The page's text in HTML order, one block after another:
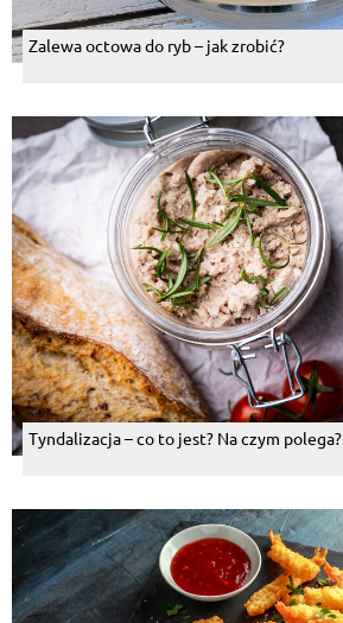
Zalewa octowa do ryb – jak zrobić?
Tyndalizacja – co to jest? Na czym polega?